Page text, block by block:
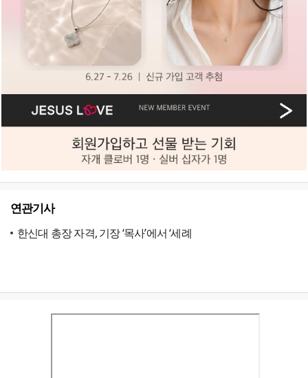
연관기사
한신대 총장 자격, 기장 ‘목사’에서 ‘세례